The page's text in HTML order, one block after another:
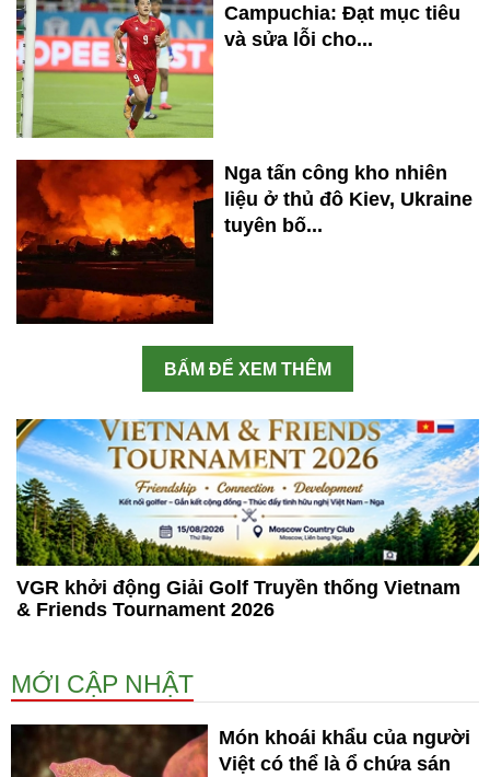
Campuchia: Đạt mục tiêu
và sửa lỗi cho...
Nga tấn công kho nhiên
liệu ở thủ đô Kiev, Ukraine
tuyên bố...
BẤM ĐỂ XEM THÊM
VGR khởi động Giải Golf Truyền thống Vietnam
& Friends Tournament 2026
MỚI CẬP NHẬT
Món khoái khẩu của người
Việt có thể là ổ chứa sán